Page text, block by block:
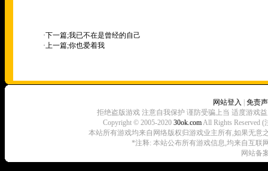
·下一篇;我已不在是曾经的自己
·上一篇;你也爱着我
网站登入
免责
拒绝盗版游戏 注意自我保护 谨防受骗上当 适度游戏
Copyright © 2005-2020 30ok.comAll Rights Reserved
本站所有游戏均来自网络版权归游戏业主所有,如果无意
*注释: 本站公布所有游戏信息,均来自互联
网站备